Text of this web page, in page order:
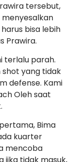
tersebut,
bisa lebih
Prawira.
terlalu parah.
shot yang tidak
defense. Kami
Oleh saat
Bima
kuarter
mencoba